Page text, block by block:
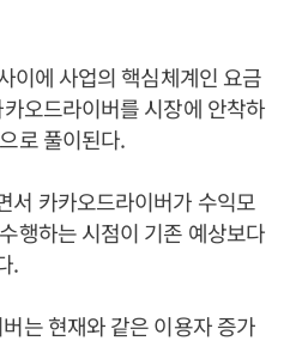
이에 사업의 핵심체계인 요금
오드라이버를 시장에 안착하
로 풀이된다.
서 카카오드라이버가 수익모
행하는 시점이 기존 예상보다
.
는 현재와 같은 이용자 증가